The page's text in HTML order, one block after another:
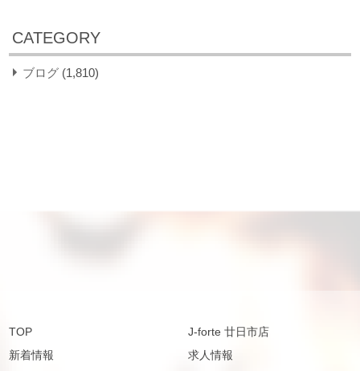
CATEGORY
ブログ (1,810)
TOP
新着情報
J-forte 廿日市店
求人情報